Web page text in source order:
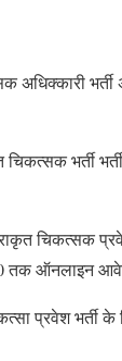
अधिक्कारी
भर्ती
चिकत्सक
तक ऑनलाइन
प्रवेश भर्ती के